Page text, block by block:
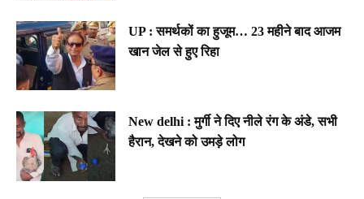
UP : समर्थकों का हुजूम… 23 महीने बाद आजम
खान जेल से हुए रिहा
New delhi : मुर्गी ने दिए नीले रंग के अंडे, सभी
हैरान, देखने को उमड़े लोग